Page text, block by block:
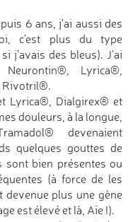
6 ans, j'ai aussi des
c'est plus du type
j'avais des bleus). J'ai
Lyrica®,
Rivotril®.
Lyrica®, Dialgirex® et
douleurs, à la longue,
devenaient
quelques gouttes de
bien présentes ou
(à force de les
devenue plus une gène
est élevé et là, Aïe !).